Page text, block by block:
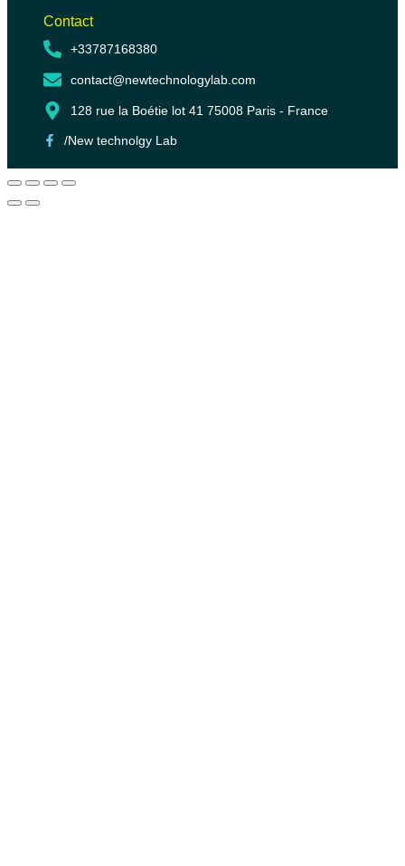
Contact
+33787168380
contact@newtechnologylab.com
128 rue la Boétie lot 41 75008 Paris - France
/New technolgy Lab